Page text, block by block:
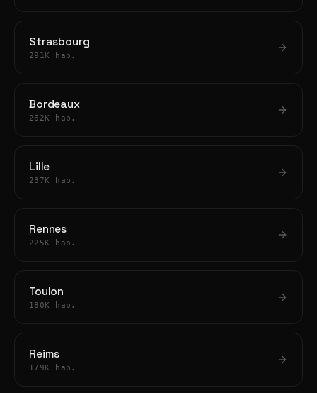
Strasbourg
291K hab.
Bordeaux
262K hab.
Lille
237K hab.
Rennes
225K hab.
Toulon
180K hab.
Reims
179K hab.